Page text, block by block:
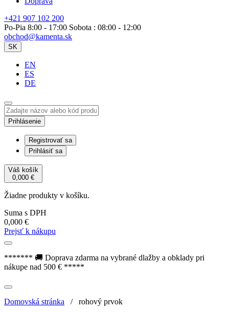
+421 907 102 200
Po-Pia 8:00 - 17:00 Sobota : 08:00 - 12:00
obchod@kamenta.sk
SK
EN
ES
DE
Prihlásenie
Registrovať sa
Prihlásiť sa
Váš košík
0,000 €
Žiadne produkty v košíku.
Suma s DPH
0,000 €
Prejsť k nákupu
******* 🚚 Doprava zdarma na vybrané dlažby a obklady pri
nákupe nad 500 € *****
Domovská stránka / rohový prvok